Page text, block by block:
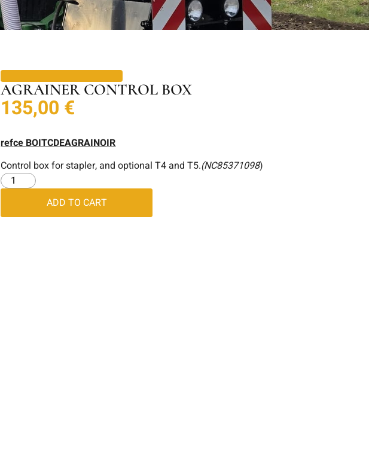
AGRAINER CONTROL BOX
135,00 €
refce BOITCDEAGRAINOIR
Control box for stapler, and optional T4 and T5.(NC85371098)
ADD TO CART